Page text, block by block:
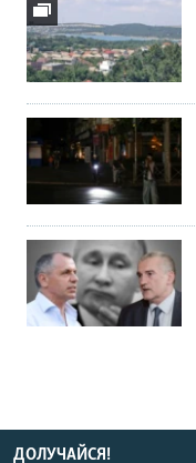
ДОЛУЧАЙСЯ!